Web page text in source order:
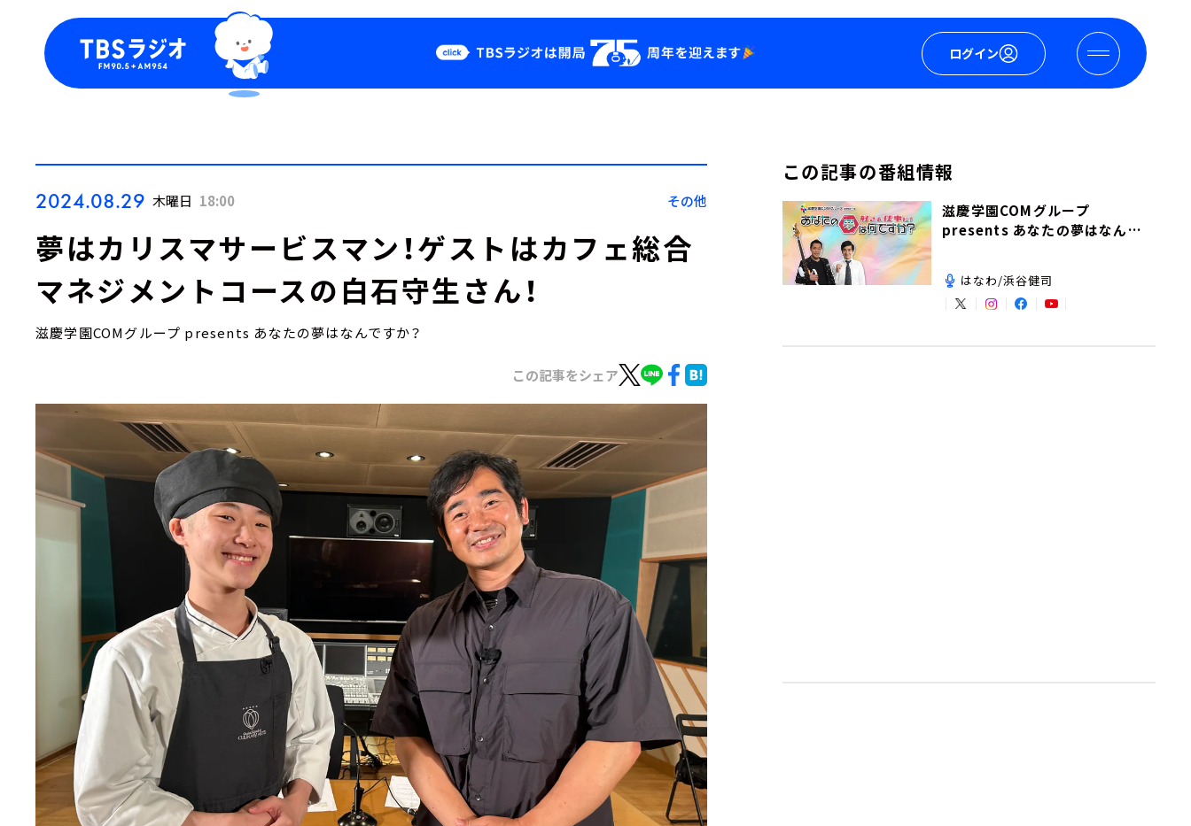
ログイン
Podcast
YouTube
2024.08.29 木曜日 18:00 その他
夢はカリスマサービスマン！ゲストはカフェ総合
マネジメントコースの白石守生さん！
滋慶学園COMグループ presents あなたの夢はなんですか？
この記事をシェア
この記事の番組情報
滋慶学園COMグループ
presents あなたの夢はなんで
はなわ/浜谷健司